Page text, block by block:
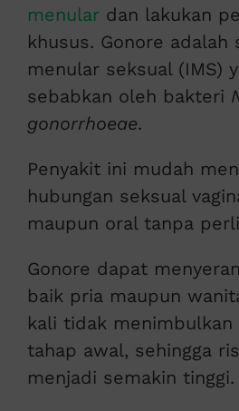
menulardan lakukan
khusus. Gonore adalah
menular seksual (IMS)
sebabkan oleh bakteri
gonorrhoeae.
Penyakit ini mudah
hubungan seksual
maupun oral tanpa
Gonore dapat
baik pria maupun
kali tidak menimbulkan
tahap awal, sehingga
menjadi semakin tinggi.